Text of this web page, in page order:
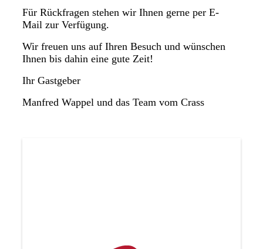
Für Rückfragen stehen wir Ihnen gerne per E-
Mail zur Verfügung.
Wir freuen uns auf Ihren Besuch und wünschen
Ihnen bis dahin eine gute Zeit!
Ihr Gastgeber
Manfred Wappel und das Team vom Crass